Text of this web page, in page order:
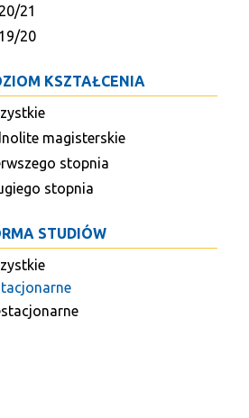
21
20
KSZTAŁCENIA
magisterskie
stopnia
stopnia
STUDIÓW